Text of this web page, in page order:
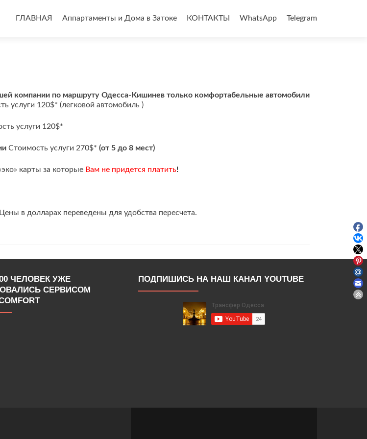
кГЛАВНАЯ Аппартаменты и Дома в Затоке КОНТАКТЫ WhatsApp Telegram
компании по маршруту Одесса-Кишинев только комфортабельные автомобили
услуги 120$* (легковой автомобиль )
услуги 120$*
Стоимость услуги 270$* (от 5 до 8 мест)
карты за которые Вам не придется платить!
в долларах переведены для удобства пересчета.
ЧЕЛОВЕК УЖЕ
СЕРВИСОМ
ПОДПИШИСЬ НА НАШ КАНАЛ YOUTUBE